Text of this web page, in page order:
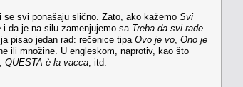
svi ponašaju slično. Zato, ako kažemo Svi
i da je na silu zamenjujemo sa Treba da svi rade
pisao jedan rad: rečenice tipa Ovo je vo Ono je
ili množine. U engleskom, naprotiv, kao što
QUESTA è la vacca , itd.